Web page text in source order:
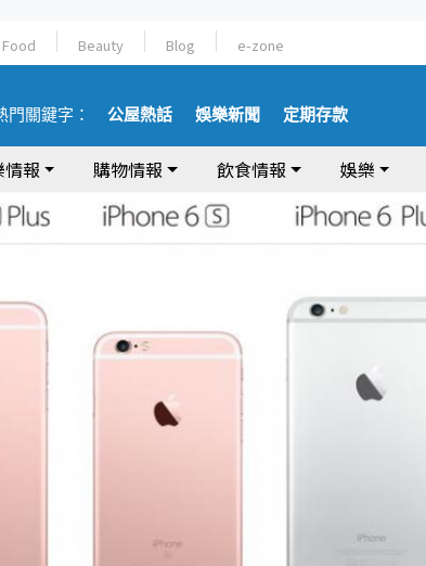
Food Beauty Blog e-zone
門關鍵字： 公屋熱話 娛樂新聞 定期存款
報 購物情報 飲食情報 娛樂